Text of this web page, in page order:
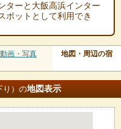
ターと大飯高浜インター
ポットとして利用でき
動画・写真 地図・周辺の宿
り）の地図表示